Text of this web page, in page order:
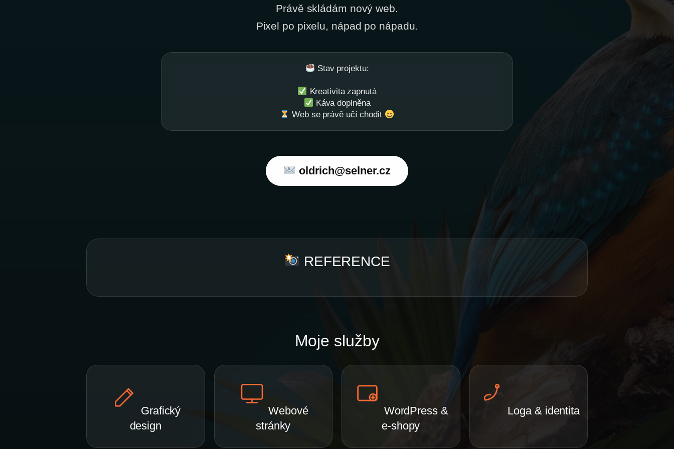
Právě skládám nový web.
Pixel po pixelu, nápad po nápadu.
Stav projektu:
Kreativita zapnutá
Káva doplněna
Web se právě učí chodit
oldrich@selner.cz
REFERENCE
Moje služby
Grafický
design
Webové
stránky
WordPress &
e-shopy
Loga & identita